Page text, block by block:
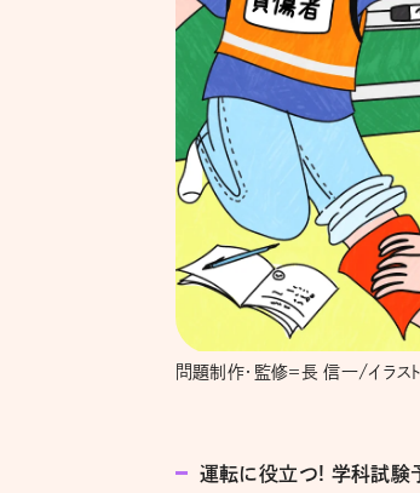
問題制作・監修＝長 信一/イラス
運転に役立つ! 学科試験